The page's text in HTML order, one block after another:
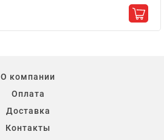
О компании
Оплата
Доставка
Контакты